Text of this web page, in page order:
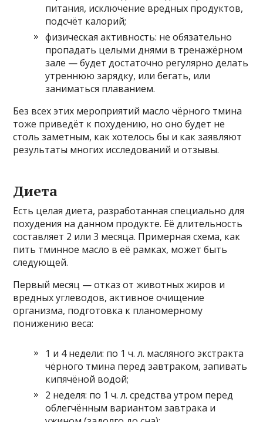
питания, исключение вредных продуктов,
подсчёт калорий;
физическая активность: не обязательно
пропадать целыми днями в тренажёрном
зале — будет достаточно регулярно делать
утреннюю зарядку, или бегать, или
заниматься плаванием.
Без всех этих мероприятий масло чёрного тмина
тоже приведёт к похудению, но оно будет не
столь заметным, как хотелось бы и как заявляют
результаты многих исследований и отзывы.
Диета
Есть целая диета, разработанная специально для
похудения на данном продукте. Её длительность
составляет 2 или 3 месяца. Примерная схема, как
пить тминное масло в её рамках, может быть
следующей.
Первый месяц — отказ от животных жиров и
вредных углеводов, активное очищение
организма, подготовка к планомерному
понижению веса:
1 и 4 недели: по 1 ч. л. масляного экстракта
чёрного тмина перед завтраком, запивать
кипячёной водой;
2 неделя: по 1 ч. л. средства утром перед
облегчённым вариантом завтрака и